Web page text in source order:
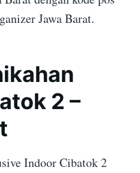
Jawa Barat.
2 –
Indoor Cibatok 2